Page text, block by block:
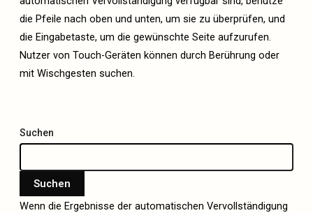
die Pfeile nach oben und unten, um sie zu überprüfen, und
die Eingabetaste, um die gewünschte Seite aufzurufen.
Nutzer von Touch-Geräten können durch Berührung oder
mit Wischgesten suchen.
Suchen
Suchen
Wenn die Ergebnisse der automatischen Vervollständigung